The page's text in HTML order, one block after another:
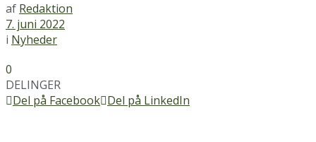
af Redaktion
7. juni 2022
i Nyheder
0
DELINGER
Del på Facebook Del på LinkedIn